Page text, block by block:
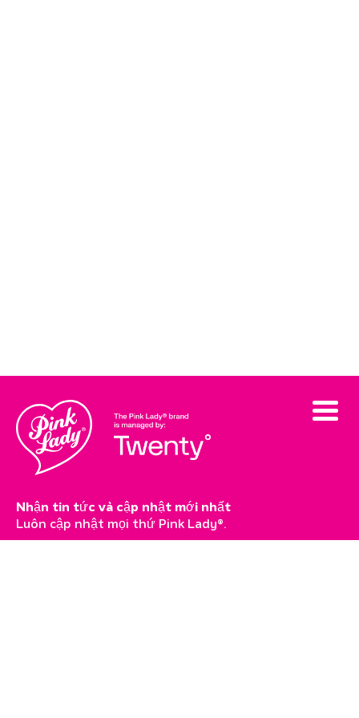
Nhận tin tức và cập nhật mới nhất
Luôn cập nhật mọi thứ Pink Lady®.
Đặt mua